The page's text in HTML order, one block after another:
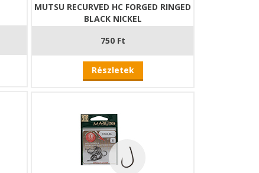
MUTSU RECURVED HC FORGED RINGED
BLACK NICKEL
750 Ft
Részletek